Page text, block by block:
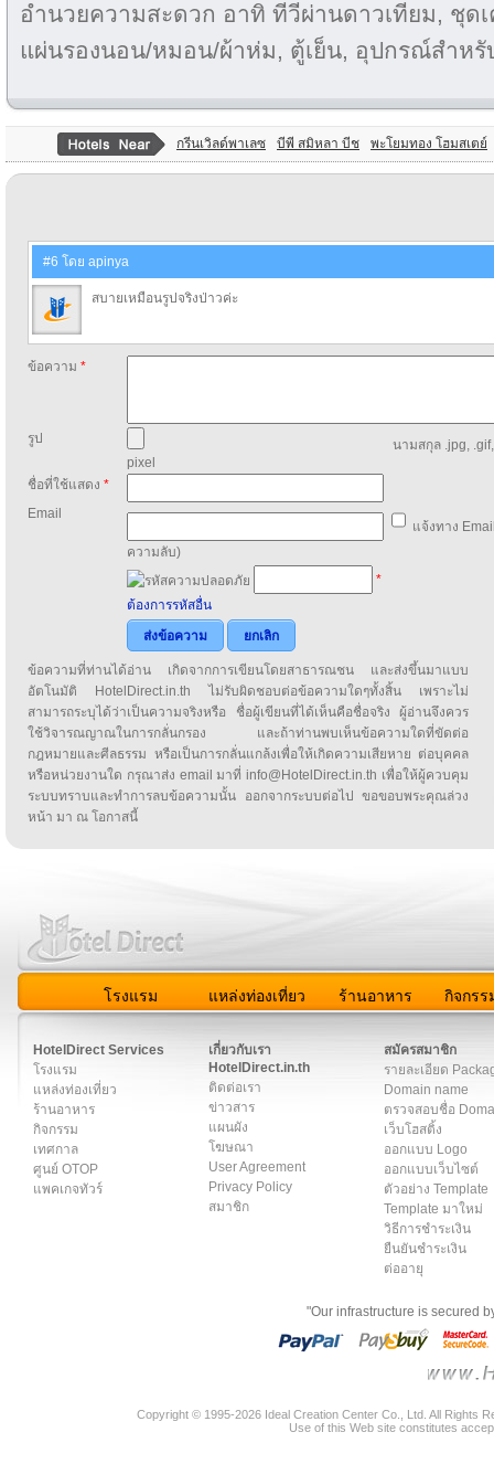
อำนวยความสะดวก อาทิ ทีวีผ่านดาวเทียม, ชุดเ
แผ่นรองนอน/หมอน/ผ้าห่ม, ตู้เย็น, อุปกรณ์สำหรั
กรีนเวิลด์พาเลซ บีพี สมิหลา บีช พะโยมทอง โฮมสเตย์
#6 โดย apinya
สบายเหมือนรูปจริงป่าวค่ะ
ข้อความ *
รูป
นามสกุล .jpg,
pixel
ชื่อที่ใช้แสดง *
Email
แจ้งทาง
ความลับ)
*
ต้องการรหัสอื่น
ส่งข้อความ
ยกเลิก
ข้อความที่ท่านได้อ่าน เกิดจากการเขียนโดยสาธารณชน และส่งขึ้นมาแบบ
อัตโนมัติ HotelDirect.in.th ไม่รับผิดชอบต่อข้อความใดๆทั้งสิ้น เพราะไม่
สามารถระบุได้ว่าเป็นความจริงหรือ ชื่อผู้เขียนที่ได้เห็นคือชื่อจริง ผู้อ่านจึงควร
ใช้วิจารณญาณในการกลั่นกรอง และถ้าท่านพบเห็นข้อความใดที่ขัดต่อ
กฎหมายและศีลธรรม หรือเป็นการกลั่นแกล้งเพื่อให้เกิดความเสียหาย ต่อบุคคล
หรือหน่วยงานใด กรุณาส่ง email มาที่ info@HotelDirect.in.th เพื่อให้ผู้ควบคุม
ระบบทราบและทำการลบข้อความนั้น ออกจากระบบต่อไป ขอขอบพระคุณล่วง
หน้า มา ณ โอกาสนี้
โรงแรม แหล่งท่องเที่ยว ร้านอาหาร กิจกรร
HotelDirect Services
โรงแรม
แหล่งท่องเที่ยว
ร้านอาหาร
กิจกรรม
เทศกาล
ศูนย์ OTOP
แพคเกจทัวร์
เกี่ยวกับเรา
HotelDirect.in.th
ติดต่อเรา
ข่าวสาร
แผนผัง
โฆษณา
User Agreement
Privacy Policy
สมาชิก
สมัครสมาชิก
รายละเอียด
Domain name
ตรวจสอบชื่อ
เว็บโฮสติ้ง
ออกแบบ Logo
ออกแบบเว็บไซต์
ตัวอย่าง Template
Template มาใหม่
วิธีการชำระเงิน
ยืนยันชำระเงิน
ต่ออายุ
"Our infrastructure is secured
Copyright © 1995-2026 Ideal Creation Center Co., Ltd. All Rights
Use of this Web site constitutes